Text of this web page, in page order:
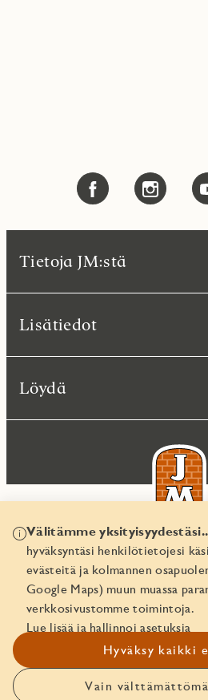
Ota
Välitämme yksityisyydestäsi..
hyväksyntäsi henkilötietojesi
evästeitä ja kolmannen
Google Maps) muun muassa
verkkosivustomme toimintoja.
Lue lisää ja hallinnoi asetuksia
Hyväksy kaikki
Vain
Tietoja JM:stä
Lisätiedot
Löydä
© JM Suomi
Yritystunnus